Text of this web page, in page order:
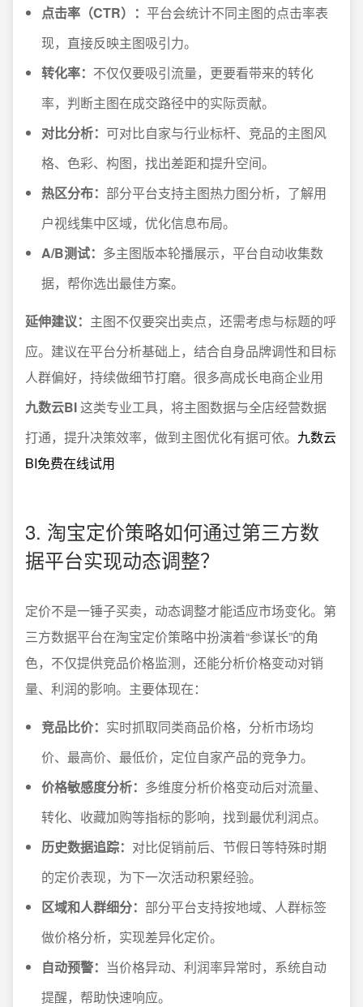
点击率（CTR）： 平台会统计不同主图的点击率表
现，直接反映主图吸引力。
转化率： 不仅仅要吸引流量，更要看带来的转化
率，判断主图在成交路径中的实际贡献。
对比分析： 可对比自家与行业标杆、竞品的主图风
格、色彩、构图，找出差距和提升空间。
热区分布： 部分平台支持主图热力图分析，了解用
户视线集中区域，优化信息布局。
A/B测试： 多主图版本轮播展示，平台自动收集数
据，帮你选出最佳方案。
延伸建议： 主图不仅要突出卖点，还需考虑与标题的呼
应。建议在平台分析基础上，结合自身品牌调性和目标
人群偏好，持续做细节打磨。很多高成长电商企业用
九数云BI这类专业工具，将主图数据与全店经营数据
打通，提升决策效率，做到主图优化有据可依。 九数云
BI免费在线试用
3. 淘宝定价策略如何通过第三方数
据平台实现动态调整？
定价不是一锤子买卖，动态调整才能适应市场变化。第
三方数据平台在淘宝定价策略中扮演着“参谋长”的角
色，不仅提供竞品价格监测，还能分析价格变动对销
量、利润的影响。主要体现在：
竞品比价： 实时抓取同类商品价格，分析市场均
价、最高价、最低价，定位自家产品的竞争力。
价格敏感度分析： 多维度分析价格变动后对流量、
转化、收藏加购等指标的影响，找到最优利润点。
历史数据追踪： 对比促销前后、节假日等特殊时期
的定价表现，为下一次活动积累经验。
区域和人群细分： 部分平台支持按地域、人群标签
做价格分析，实现差异化定价。
自动预警： 当价格异动、利润率异常时，系统自动
提醒，帮助快速响应。